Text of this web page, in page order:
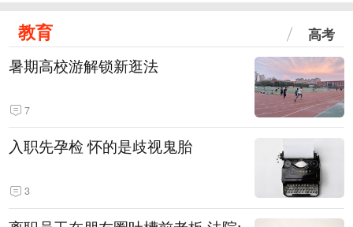
教育 高考
暑期高校游解锁新逛法
7
入职先孕检 怀的是歧视鬼胎
3